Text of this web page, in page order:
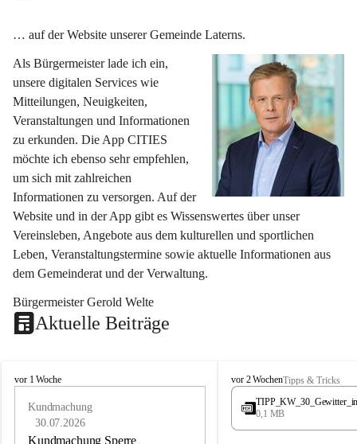
… auf der Website unserer Gemeinde Laterns.
Als Bürgermeister lade ich ein,
unsere digitalen Services wie
Mitteilungen, Neuigkeiten,
Veranstaltungen und Informationen
zu erkunden. Die App CITIES
möchte ich ebenso sehr empfehlen,
um sich mit zahlreichen
Informationen zu versorgen. Auf der
Website und in der App gibt es Wissenswertes über unser
Vereinsleben, Angebote aus dem kulturellen und sportlichen
Leben, Veranstaltungstermine sowie aktuelle Informationen aus
dem Gemeinderat und der Verwaltung.
Bürgermeister Gerold Welte
Aktuelle Beiträge
L
vor 1 Woche
Kundmachung
30.07.2026
Kundmachung Sperre
L
a
e
vor 2 WochenTipps & Tricks
0,1 MB